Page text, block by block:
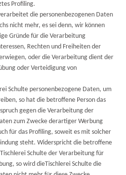
Profiling.
die personenbezogenen Daten
nicht mehr, es sei denn, wir können
Gründe für die Verarbeitung
Rechten und Freiheiten der
oder die Verarbeitung dient der
oder Verteidigung von
Schulte personenbezogene Daten, um
so hat die betroffene Person das
gegen die Verarbeitung der
zum Zwecke derartiger Werbung
für das Profiling, soweit es mit solcher
steht. Widerspricht die betroffene
Schulte der Verarbeitung für
so wird dieTischlerei Schulte die